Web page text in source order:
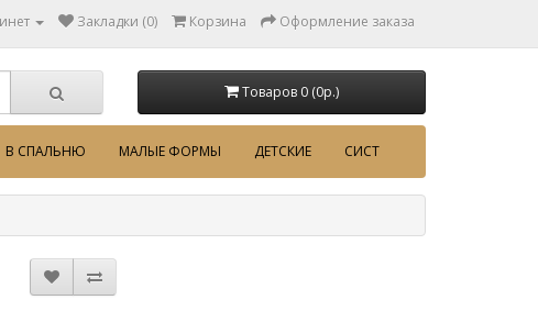
Закладки (0) Корзина Оформление заказа
Товаров 0 (0p.)
В СПАЛЬНЮ МАЛЫЕ ФОРМЫ ДЕТСКИЕ СИСТ